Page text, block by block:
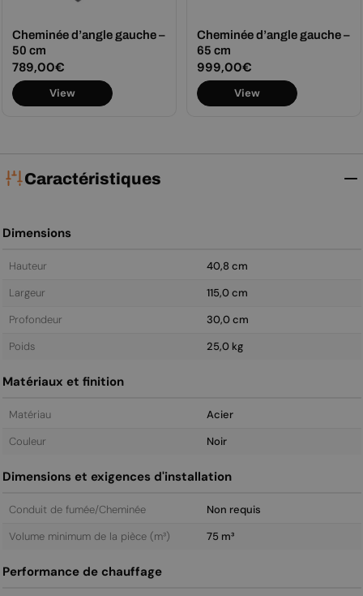
Cheminée d’angle gauche –
50 cm
Prix
régulier
789,00€
View
Cheminée d’angle gauche –
65 cm
Prix
régulier
999,00€
View
Caractéristiques
Dimensions
Hauteur
40,8 cm
Largeur
115,0 cm
Profondeur
30,0 cm
Poids
25,0 kg
Matériaux et finition
Matériau
Acier
Couleur
Noir
Dimensions et exigences d'installation
Conduit de fumée/Cheminée
Non requis
Volume minimum de la pièce (m³)
75 m³
Performance de chauffage